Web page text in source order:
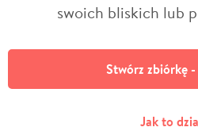
swoich bliskich lub
Stwórz zbiórkę
Jak to